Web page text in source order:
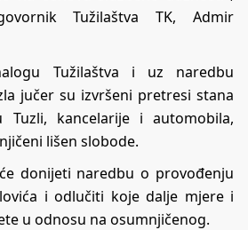
Tužilaštva TK, Admir
Tužilaštva i uz naredbu
jučer su izvršeni pretresi stana
kancelarije i automobila,
lišen slobode.
donijeti naredbu o provođenju
i odlučiti koje dalje mjere i
u odnosu na osumnjičenog.